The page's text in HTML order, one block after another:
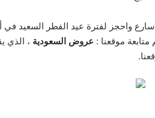
واحجز لفترة عيد الفطر السعيد في أجمل
موقعنا : عروض السعودية ، الذي